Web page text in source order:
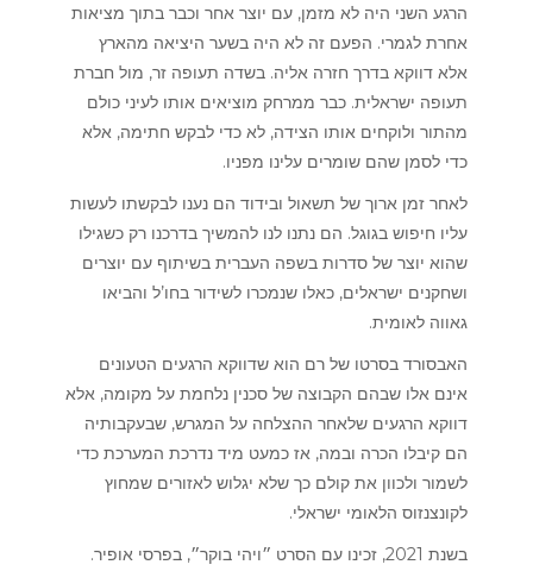
הרגע השני היה לא מזמן, עם יוצר אחר וכבר בתוך מציאות
אחרת לגמרי. הפעם זה לא היה בשער היציאה מהארץ
אלא דווקא בדרך חזרה אליה. בשדה תעופה זר, מול חברת
תעופה ישראלית. כבר ממרחק מוציאים אותו לעיני כולם
מהתור ולוקחים אותו הצידה, לא כדי לבקש חתימה, אלא
כדי לסמן שהם שומרים עלינו מפניו.
לאחר זמן ארוך של תשאול ובידוד הם נענו לבקשתו לעשות
עליו חיפוש בגוגל. הם נתנו לנו להמשיך בדרכנו רק כשגילו
שהוא יוצר של סדרות בשפה העברית בשיתוף עם יוצרים
ושחקנים ישראלים, כאלו שנמכרו לשידור בחו’ל והביאו
גאווה לאומית.
האבסורד בסרטו של רם הוא שדווקא הרגעים הטעונים
אינם אלו שבהם הקבוצה של סכנין נלחמת על מקומה, אלא
דווקא הרגעים שלאחר ההצלחה על המגרש, שבעקבותיה
הם קיבלו הכרה ובמה, אז כמעט מיד נדרכת המערכת כדי
לשמור ולכוון את קולם כך שלא יגלוש לאזורים שמחוץ
לקונצנזוס הלאומי ישראלי.
בשנת 2021, זכינו עם הסרט ״ויהי בוקר״, בפרסי אופיר.